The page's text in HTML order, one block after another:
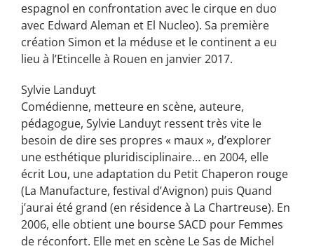
espagnol en confrontation avec le cirque en duo
avec Edward Aleman et El Nucleo). Sa première
création Simon et la méduse et le continent a eu
lieu à l’Etincelle à Rouen en janvier 2017.
Sylvie Landuyt
Comédienne, metteure en scène, auteure,
pédagogue, Sylvie Landuyt ressent très vite le
besoin de dire ses propres « maux », d’explorer
une esthétique pluridisciplinaire… en 2004, elle
écrit Lou, une adaptation du Petit Chaperon rouge
(La Manufacture, festival d’Avignon) puis Quand
j’aurai été grand (en résidence à La Chartreuse). En
2006, elle obtient une bourse SACD pour Femmes
de réconfort. Elle met en scène Le Sas de Michel